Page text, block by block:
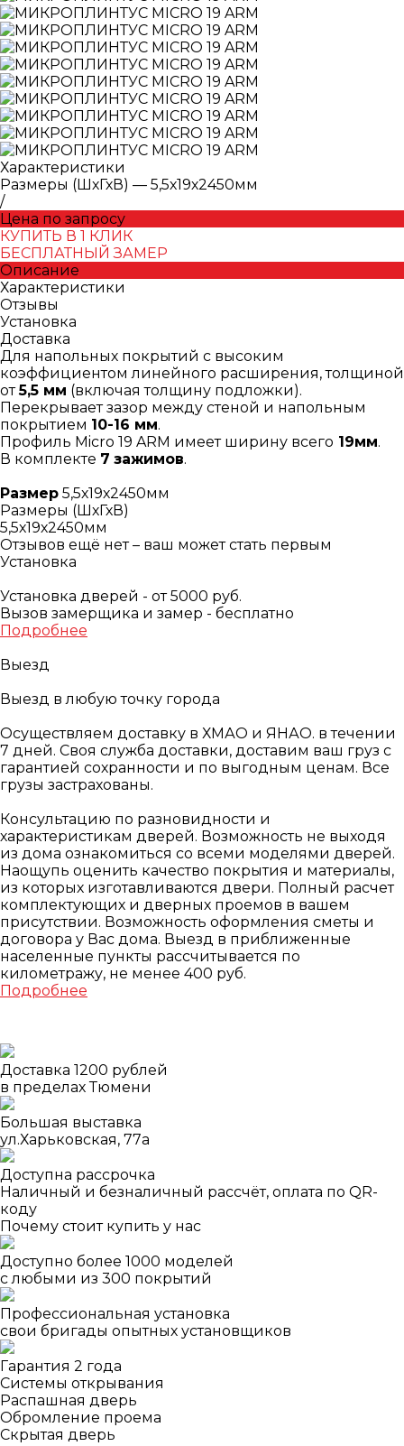
Характеристики
Размеры (ШхГхВ) — 5,5х19х2450мм
/
Цена по запросу
КУПИТЬ В 1 КЛИК
БЕСПЛАТНЫЙ ЗАМЕР
Описание
Характеристики
Отзывы
Установка
Доставка
Для напольных покрытий с высоким
коэффициентом линейного расширения, толщиной
от5,5 мм (включая толщину подложки).
Перекрывает зазор между стеной и напольным
покрытием 10-16 мм.
Профиль Micro 19 ARM имеет ширину всего 19мм.
В комплекте 7 зажимов.
Размер 5,5х19х2450мм
Размеры (ШхГхВ)
5,5х19х2450мм
Отзывов ещё нет – ваш может стать первым
Установка
Установка дверей - от 5000 руб.
Вызов замерщика и замер - бесплатно
Подробнее
Выезд
Выезд в любую точку города
Осуществляем доставку в ХМАО и ЯНАО. в течении
7 дней. Своя служба доставки, доставим ваш груз с
гарантией сохранности и по выгодным ценам. Все
грузы застрахованы.
Консультацию по разновидности и
характеристикам дверей. Возможность не выходя
из дома ознакомиться со всеми моделями дверей.
Наощупь оценить качество покрытия и материалы,
из которых изготавливаются двери. Полный расчет
комплектующих и дверных проемов в вашем
присутствии. Возможность оформления сметы и
договора у Вас дома. Выезд в приближенные
населенные пункты рассчитывается по
километражу, не менее 400 руб.
Подробнее
Доставка 1200 рублей
в пределах Тюмени
Большая выставка
ул.Харьковская, 77а
Доступна рассрочка
Наличный и безналичный рассчёт, оплата по QR-
коду
Почему стоит купить у нас
Доступно более 1000 моделей
с любыми из 300 покрытий
Профессиональная установка
свои бригады опытных установщиков
Гарантия 2 года
Системы открывания
Распашная дверь
Обромление проема
Скрытая дверь